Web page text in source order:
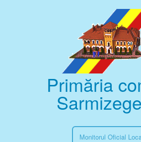
Primăria
Monitorul Oficial